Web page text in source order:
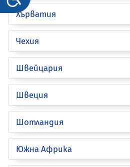
Хърватия
Чехия
Швейцария
Швеция
Шотландия
Южна Африка